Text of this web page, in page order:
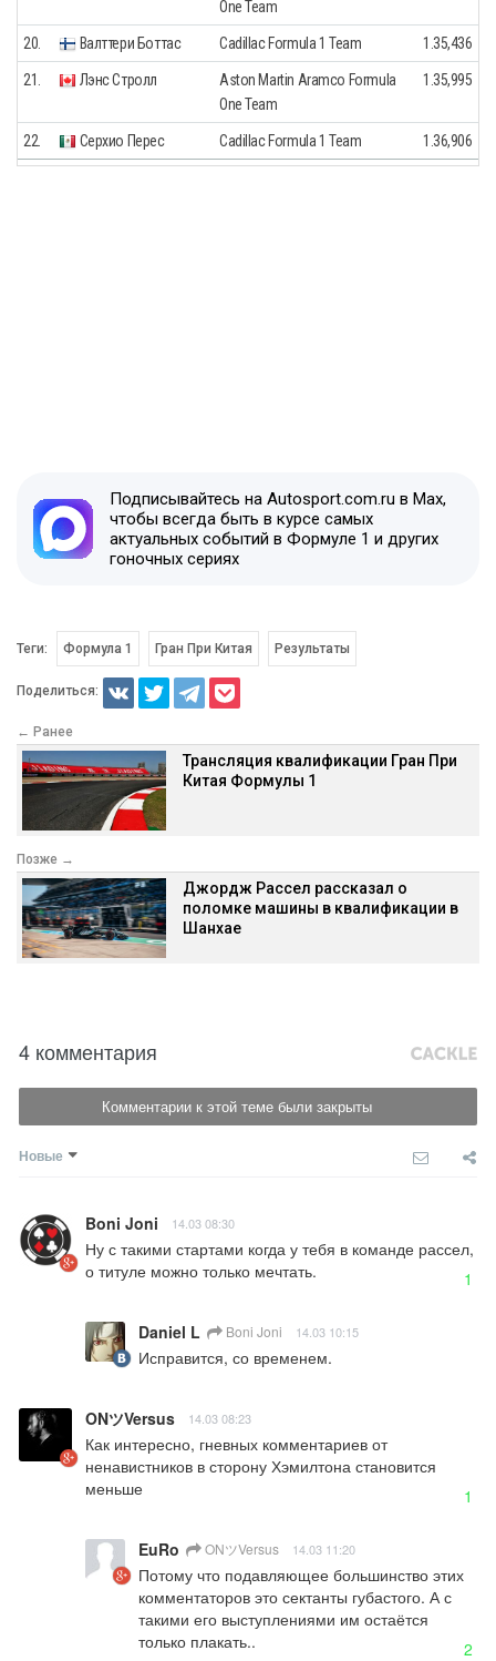
One Team
20. Валттери Боттас Cadillac Formula 1 Team 1.35,436
21. Лэнс Стролл
Aston Martin Aramco Formula
One Team
1.35,995
22. Серхио Перес Cadillac Formula 1 Team 1.36,906
Подписывайтесь на Autosport.com.ru в Max,
чтобы всегда быть в курсе самых
актуальных событий в Формуле 1 и других
гоночных сериях
Теги: Формула 1 Гран При Китая Результаты
Поделиться:
← Ранее
Трансляция квалификации Гран При
Китая Формулы 1
Позже →
Джордж Рассел рассказал о
поломке машины в квалификации в
Шанхае
4 комментария
Комментарии к этой теме были закрыты
Новые
Boni Joni 14.03 08:30
Ну с такими стартами когда у тебя в команде рассел,
о титуле можно только мечтать.
1
Daniel L Boni Joni 14.03 10:15
Исправится, со временем.
ONツVersus 14.03 08:23
Как интересно, гневных комментариев от
ненавистников в сторону Хэмилтона становится
меньше
1
EuRo ONツVersus 14.03 11:20
Потому что подавляющее большинство этих
комментаторов это сектанты губастого. А с
такими его выступлениями им остаётся
только плакать..
2